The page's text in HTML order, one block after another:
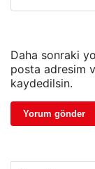
Daha sonraki
posta adresim
kaydedilsin.